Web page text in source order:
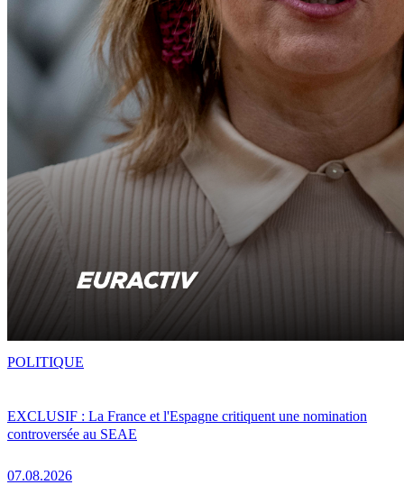
EXCLUSIF : La France et l'Espagne critiquent une nomination
controversée au SEAE
07.08.2026
POLITIQUE